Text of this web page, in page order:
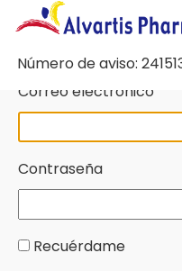
Número de aviso:
Correo electrónico
Contraseña
Recuérdame